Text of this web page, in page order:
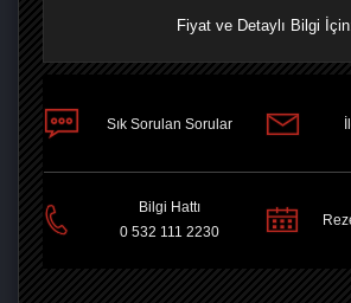
Fiyat ve Detaylı Bilgi
Sık Sorulan Sorular
Bilgi Hattı
0 532 111 2230